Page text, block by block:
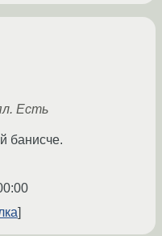
Есть
банисче.